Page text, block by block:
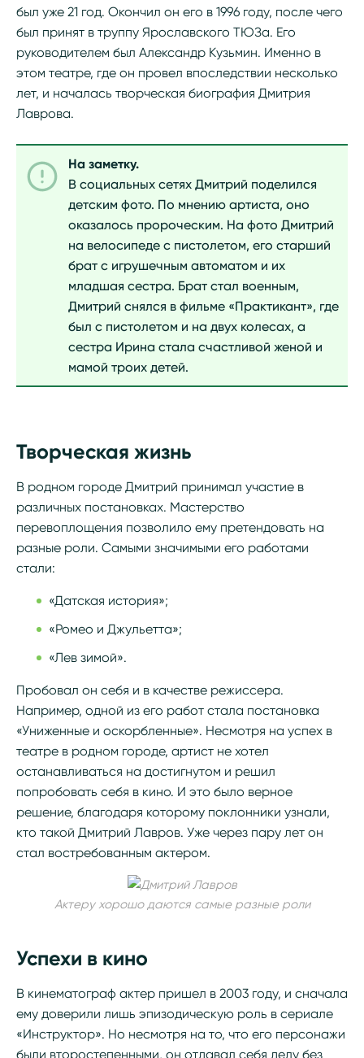
был уже 21 год. Окончил он его в 1996 году, после чего
был принят в труппу Ярославского ТЮЗа. Его
руководителем был Александр Кузьмин. Именно в
этом театре, где он провел впоследствии несколько
лет, и началась творческая биография Дмитрия
Лаврова.
На заметку.
В социальных сетях Дмитрий поделился
детским фото. По мнению артиста, оно
оказалось пророческим. На фото Дмитрий
на велосипеде с пистолетом, его старший
брат с игрушечным автоматом и их
младшая сестра. Брат стал военным,
Дмитрий снялся в фильме «Практикант», где
был с пистолетом и на двух колесах, а
сестра Ирина стала счастливой женой и
мамой троих детей.
Творческая жизнь
В родном городе Дмитрий принимал участие в
различных постановках. Мастерство
перевоплощения позволило ему претендовать на
разные роли. Самыми значимыми его работами
стали:
«Датская история»;
«Ромео и Джульетта»;
«Лев зимой».
Пробовал он себя и в качестве режиссера.
Например, одной из его работ стала постановка
«Униженные и оскорбленные». Несмотря на успех в
театре в родном городе, артист не хотел
останавливаться на достигнутом и решил
попробовать себя в кино. И это было верное
решение, благодаря которому поклонники узнали,
кто такой Дмитрий Лавров. Уже через пару лет он
стал востребованным актером.
Актеру хорошо даются самые разные роли
Успехи в кино
В кинематограф актер пришел в 2003 году, и сначала
ему доверили лишь эпизодическую роль в сериале
«Инструктор». Но несмотря на то, что его персонажи
были второстепенными, он отдавал себя делу без